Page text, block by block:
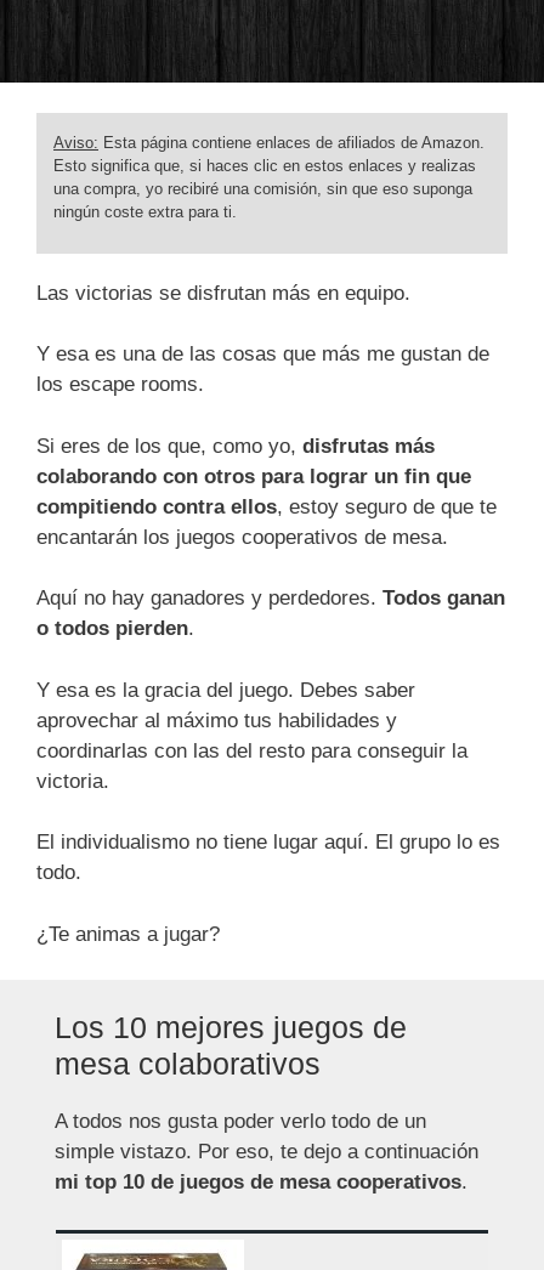
Aviso: Esta página contiene enlaces de afiliados de Amazon.
Esto significa que, si haces clic en estos enlaces y realizas
una compra, yo recibiré una comisión, sin que eso suponga
ningún coste extra para ti.
Las victorias se disfrutan más en equipo.
Y esa es una de las cosas que más me gustan de
los escape rooms.
Si eres de los que, como yo, disfrutas más
colaborando con otros para lograr un fin que
compitiendo contra ellos, estoy seguro de que te
encantarán los juegos cooperativos de mesa.
Aquí no hay ganadores y perdedores. Todos ganan
o todos pierden.
Y esa es la gracia del juego. Debes saber
aprovechar al máximo tus habilidades y
coordinarlas con las del resto para conseguir la
victoria.
El individualismo no tiene lugar aquí. El grupo lo es
todo.
¿Te animas a jugar?
Los 10 mejores juegos de
mesa colaborativos
A todos nos gusta poder verlo todo de un
simple vistazo. Por eso, te dejo a continuación
mi top 10 de juegos de mesa cooperativos.